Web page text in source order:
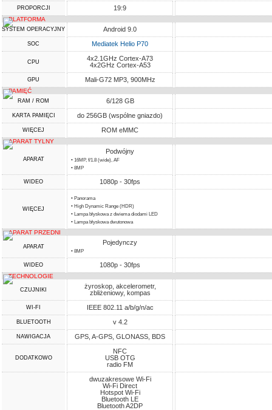
PROPORCJI 19:9
PLATFORMA
SYSTEM OPERACYJNY Android 9.0
SOC Mediatek Helio P70
CPU
4x2.1GHz Cortex-A73
4x2GHz Cortex-A53
GPU Mali-G72 MP3, 900MHz
PAMIĘĆ
RAM / ROM 6/128 GB
KARTA PAMIĘCI do 256GB (wspólne gniazdo)
WIĘCEJ ROM eMMC
APARAT TYLNY
APARAT
Podwójny
• 16MP, f/1.8 (wide), AF
• 8MP
WIDEO 1080p - 30fps
WIĘCEJ
• Panorama
• High Dynamic Range (HDR)
• Lampa błyskowa z dwiema diodami LED
• Lampa błyskowa dwutonowa
APARAT PRZEDNI
APARAT
Pojedynczy
• 8MP
WIDEO 1080p - 30fps
TECHNOLOGIE
CZUJNIKI
żyroskop, akcelerometr,
zbliżeniowy, kompas
WI-FI IEEE 802.11 a/b/g/n/ac
BLUETOOTH v 4.2
NAWIGACJA GPS, A-GPS, GLONASS, BDS
DODATKOWO
NFC
USB OTG
radio FM
dwuzakresowe Wi-Fi
Wi-Fi Direct
Hotspot Wi-Fi
Bluetooth LE
Bluetooth A2DP